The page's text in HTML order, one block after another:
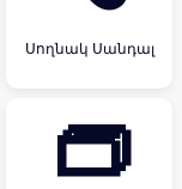
Սողնակ Սանդալ
👝